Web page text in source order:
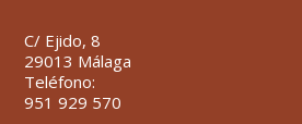
C/ Ejido, 8
29013 Málaga
Teléfono:
951 929 570